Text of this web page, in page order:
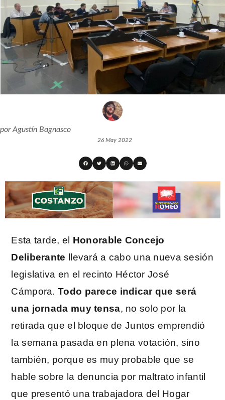
porAgustín Bagnasco
26 May 2022
Esta tarde, el Honorable Concejo
Deliberante llevará a cabo una nueva sesión
legislativa en el recinto Héctor José
Cámpora.Todo parece indicar que será
una jornada muy tensa, no solo por la
retirada que el bloque de Juntos emprendió
la semana pasada en plena votación, sino
también, porque es muy probable que se
hable sobre la denuncia por maltrato infantil
que presentó una trabajadora del Hogar